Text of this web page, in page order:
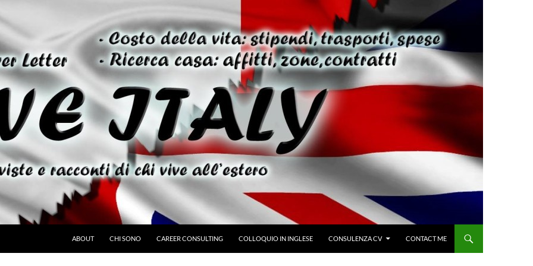
ABOUT CHI SONO CAREER CONSULTING COLLOQUIO IN INGLESE CONSULENZA CV CONTACT ME